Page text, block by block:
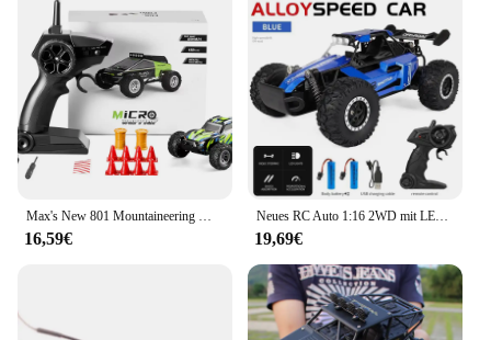
16,59€
Neues RC Auto 1:16 2WD mit LED-Licht 2,4g 20 km/h Hochgeschwindigkeits-Offroad-Klettern Fernbedienung Auto Spielzeug Geschenke für Jungen Mädchen Kinder
19,69€